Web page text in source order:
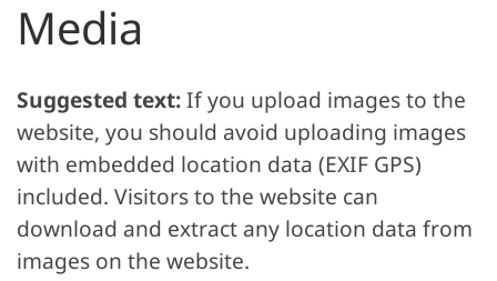
Media
Suggested text:If you upload images to the
website, you should avoid uploading images
with embedded location data (EXIF GPS)
included. Visitors to the website can
download and extract any location data from
images on the website.